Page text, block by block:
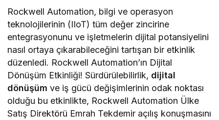
Rockwell Automation, bilgi ve operasyon
teknolojilerinin (IIoT) tüm değer zincirine
entegrasyonunu ve işletmelerin dijital potansiyelini
nasıl ortaya çıkarabileceğini tartışan bir etkinlik
düzenledi. Rockwell Automation’ın Dijital
Dönüşüm Etkinliği! Sürdürülebilirlik, dijital
dönüşüm ve iş gücü değişimlerinin odak noktası
olduğu bu etkinlikte, Rockwell Automation Ülke
Satış Direktörü Emrah Tekdemir açılış konuşmasını